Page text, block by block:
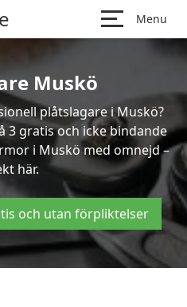
Menu
Muskö
plåtslagare i Muskö?
3 gratis och icke bindande
i Muskö med omnejd –
här.
och utan förpliktelser